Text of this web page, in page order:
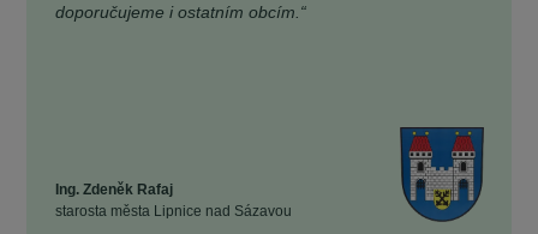
doporučujeme i ostatním obcím.“
Ing. Zdeněk Rafaj
starosta města Lipnice nad Sázavou